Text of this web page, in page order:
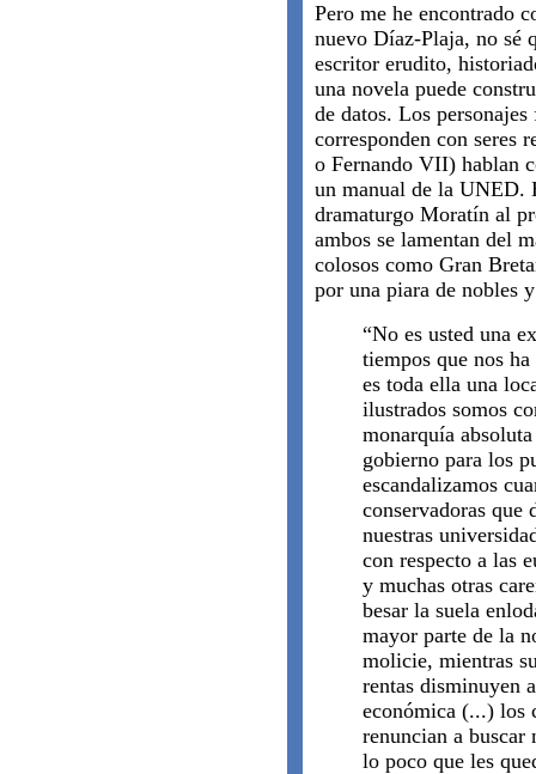
Pero me he encontrado
nuevo Díaz-Plaja, no sé
escritor erudito,
una novela puede
de datos. Los
corresponden con seres
o Fernando VII) hablan
un manual de la UNED.
dramaturgo Moratín al
ambos se lamentan del
colosos como Gran
por una piara de nobles
“No es usted una
tiempos que nos
es toda ella una
ilustrados somos
monarquía
gobierno para los
escandalizamos
conservadoras que
nuestras
con respecto a las
y muchas otras
besar la suela
mayor parte de la
molicie, mientras
rentas disminuyen
económica (...) los
renuncian a buscar
lo poco que les